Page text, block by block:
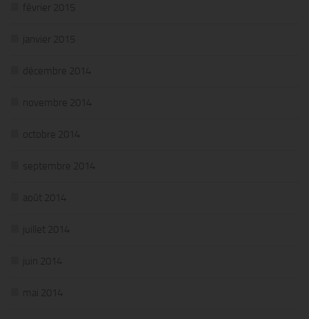
février 2015
janvier 2015
décembre 2014
novembre 2014
octobre 2014
septembre 2014
août 2014
juillet 2014
juin 2014
mai 2014